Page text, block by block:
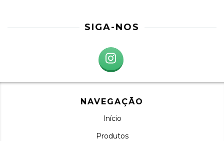
SIGA-NOS
NAVEGAÇÃO
Início
Produtos